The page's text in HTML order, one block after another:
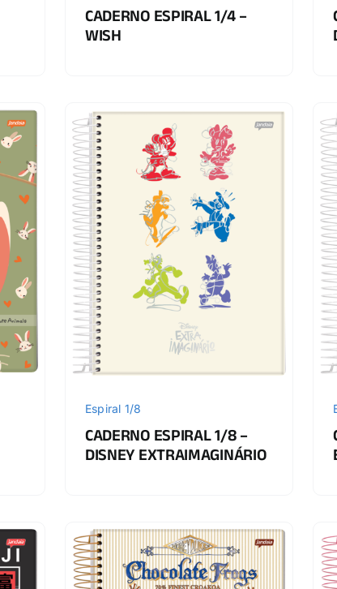
CADERNO ESPIRAL 1/4 –
WISH
Espiral 1/8
CADERNO ESPIRAL 1/8 –
DISNEY EXTRAIMAGINÁRIO